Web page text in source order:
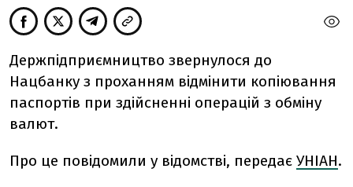
Держпідприємництво звернулося до
Нацбанку з проханням відмінити копіювання
паспортів при здійсненні операцій з обміну
валют.
Про це повідомили у відомстві, передає УНІАН.